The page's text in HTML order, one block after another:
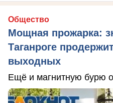
Общество
Мощная прожарка:
Таганроге
выходных
Ещё и магнитную бурю